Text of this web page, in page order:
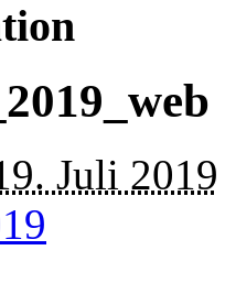
Juli 2019